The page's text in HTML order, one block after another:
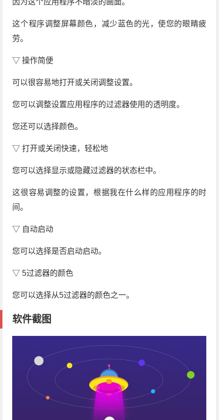
因为这个应用程序不暗淡的画面。
这个程序调整屏幕颜色，减少蓝色的光，使您的眼睛疲
劳。
▽ 操作简便
可以很容易地打开或关闭调整设置。
您可以调整设置应用程序的过滤器使用的透明度。
您还可以选择颜色。
▽ 打开或关闭快速，轻松地
您可以选择显示或隐藏过滤器的状态栏中。
这很容易调整的设置，根据我在什么样的应用程序的时
间。
▽ 自动启动
您可以选择是否启动启动。
▽ 5过滤器的颜色
您可以选择从5过滤器的颜色之一。
软件截图